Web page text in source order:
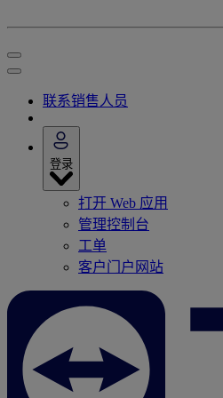
联系销售人员
登录
打开 Web 应用
管理控制台
工单
客户门户网站